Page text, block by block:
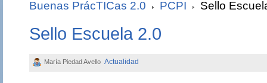
Buenas PrácTICas 2.0 PCPI Sello
Sello Escuela 2.0
María Piedad Avello Actualidad